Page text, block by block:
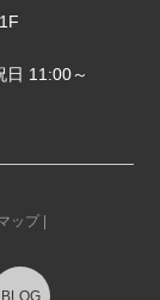
1F
11:00～
ップ |
BLOG